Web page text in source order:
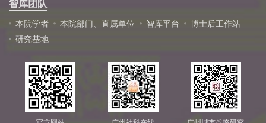
智库团队
本院学者 本院部门、直属单位 智库平台
博士后工作站
研究基地